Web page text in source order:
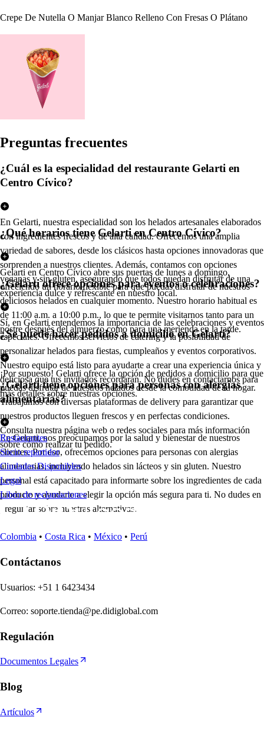
Crepe De Nutella O Manjar Blanco Relleno Con Fresas O Plátano
Preguntas frecuentes
¿Cuál es la especialidad del restaurante Gelarti en
Centro Cívico?
En Gelarti, nuestra especialidad son los helados artesanales elaborados
con ingredientes frescos y de alta calidad. Ofrecemos una amplia
variedad de sabores, desde los clásicos hasta opciones innovadoras que
sorprenden a nuestros clientes. Además, contamos con opciones
veganas y sin gluten, asegurando que todos puedan disfrutar de una
experiencia dulce y refrescante en nuestro local.
¿Qué horarios tiene Gelarti en Centro Cívico?
Gelarti en Centro Cívico abre sus puertas de lunes a domingo,
ofreciendo un horario flexible para que puedas disfrutar de nuestros
deliciosos helados en cualquier momento. Nuestro horario habitual es
de 11:00 a.m. a 10:00 p.m., lo que te permite visitarnos tanto para un
postre después del almuerzo como para una merienda en la tarde.
¿Gelarti ofrece opciones para eventos o celebraciones?
Sí, en Gelarti entendemos la importancia de las celebraciones y eventos
especiales. Ofrecemos servicios de catering y la posibilidad de
personalizar helados para fiestas, cumpleaños y eventos corporativos.
Nuestro equipo está listo para ayudarte a crear una experiencia única y
deliciosa que tus invitados recordarán. No dudes en contactarnos para
más detalles sobre nuestras opciones.
¿Se puede hacer pedidos a domicilio en Gelarti?
¡Por supuesto! Gelarti ofrece la opción de pedidos a domicilio para que
puedas disfrutar de nuestros helados desde la comodidad de tu hogar.
Trabajamos con diversas plataformas de delivery para garantizar que
nuestros productos lleguen frescos y en perfectas condiciones.
Consulta nuestra página web o redes sociales para más información
sobre cómo realizar tu pedido.
¿Gelarti tiene opciones para personas con alergias
alimentarias?
En Gelarti, nos preocupamos por la salud y bienestar de nuestros
clientes. Por eso, ofrecemos opciones para personas con alergias
alimentarias, incluyendo helados sin lácteos y sin gluten. Nuestro
personal está capacitado para informarte sobre los ingredientes de cada
producto y ayudarte a elegir la opción más segura para ti. No dudes en
preguntar sobre nuestras alternativas.
Restaurantes
Socio repartidor
Ciudades Disponibles
Legal
Libro de reclamaciones
Colombia • Costa Rica • México • Perú
Contáctanos
Usuarios: +51 1 6423434
Correo: soporte.tienda@pe.didiglobal.com
Regulación
Documentos Legales
Blog
Artículos